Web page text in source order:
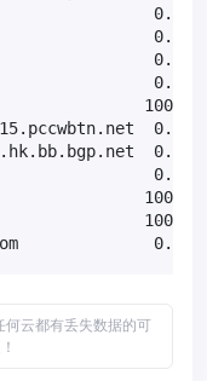
0.0%
0.0%
0.0%
0.0%
100.0
0.0%
0.0%
0.0%
100.0
100.0
何云都有丢失数据的可